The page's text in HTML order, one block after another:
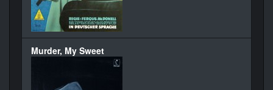
Murder, My Sweet